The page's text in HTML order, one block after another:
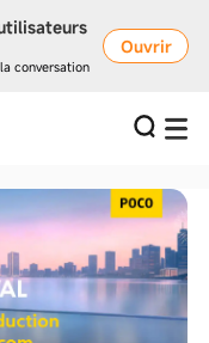
conversation
Ouvrir